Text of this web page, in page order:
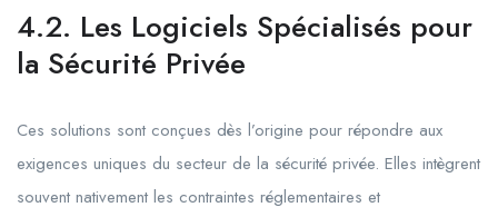
4.2. Les Logiciels Spécialisés pour
la Sécurité Privée
Ces solutions sont conçues dès l’origine pour répondre aux
exigences uniques du secteur de la sécurité privée. Elles intègrent
souvent nativement les contraintes réglementaires et